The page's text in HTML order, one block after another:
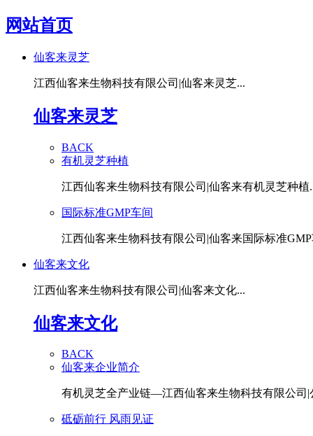
网站首页
仙客来灵芝
江西仙客来生物科技有限公司|仙客来灵芝...
仙客来灵芝
BACK
有机灵芝种植
江西仙客来生物科技有限公司|仙客来有机灵芝种植
国际标准GMP车间
江西仙客来生物科技有限公司|仙客来国际标准GMP
仙客来文化
江西仙客来生物科技有限公司|仙客来文化...
仙客来文化
BACK
仙客来企业简介
有机灵芝全产业链—江西仙客来生物科技有限公司|
砥砺前行 风雨见证